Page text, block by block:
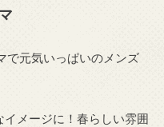
で元気いっぱいのメンズ
メージに！春らしい雰囲